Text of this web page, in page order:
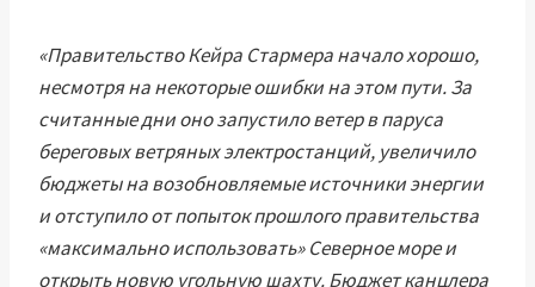
«Правительство Кейра Стармера начало хорошо,
несмотря на некоторые ошибки на этом пути. За
считанные дни оно запустило ветер в паруса
береговых ветряных электростанций, увеличило
бюджеты на возобновляемые источники энергии
и отступило от попыток прошлого правительства
«максимально использовать» Северное море и
открыть новую угольную шахту. Бюджет канцлера